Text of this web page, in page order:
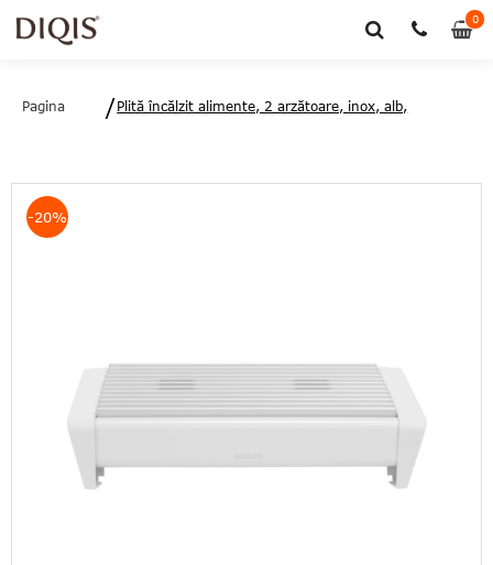
00
Pagina
Plită încălzit alimente, 2 arzătoare, inox, alb,
-20%